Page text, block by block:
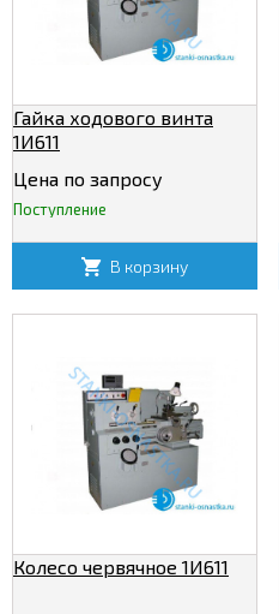
Гайка ходового винта
1И611
Цена по запросу
Поступление
В корзину
Колесо червячное 1И611